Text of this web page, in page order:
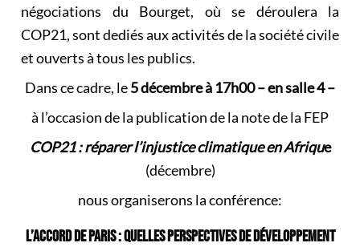
négociations du Bourget, où se déroulera la
COP21, sont dediés aux activités de la société civile
et ouverts à tous les publics.
Dans ce cadre, le5 décembre à 17h00 – en salle 4 –
à l’occasion de la publication de la note de la FEP
COP21 : réparer l’injustice climatique en Afrique
(décembre)
nous organiserons la conférence:
L’ACCORD DE PARIS : QUELLES PERSPECTIVES DE DÉVELOPPEMENT